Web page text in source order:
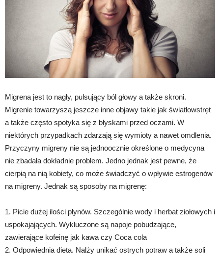
Migrena jest to nagły, pulsujący ból głowy a także skroni.
Migrenie towarzyszą jeszcze inne objawy takie jak światłowstręt
a także często spotyka się z błyskami przed oczami. W
niektórych przypadkach zdarzają się wymioty a nawet omdlenia.
Przyczyny migreny nie są jednoocznie określone o medycyna
nie zbadała dokładnie problem. Jedno jednak jest pewne, że
cierpią na nią kobiety, co może świadczyć o wpływie estrogenów
na migreny. Jednak są sposoby na migrenę:
1. Picie dużej ilości płynów. Szczególnie wody i herbat ziołowych i
uspokajających. Wykluczone są napoje pobudzające,
zawierające kofeinę jak kawa czy Coca cola
2. Odpowiednia dieta. Nalży unikać ostrych potraw a także soli